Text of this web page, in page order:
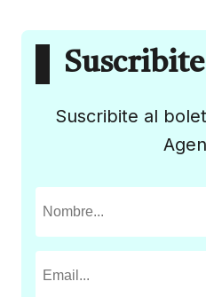
Suscribite
Suscribite al